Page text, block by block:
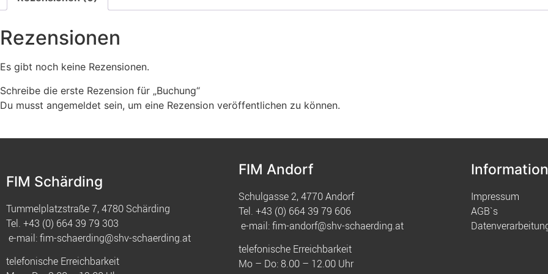
Rezensionen
Es gibt noch keine Rezensionen.
Schreibe die erste Rezension für „Buchung“
Du musst angemeldet sein, um eine Rezension veröffentlichen zu können.
FIM Schärding
Tummelplatzstraße 7, 4780 Schärding
Tel. +43 (0) 664 39 79 303
e-mail:fim-schaerding@shv-schaerding.at
telefonische Erreichbarkeit
FIM Andorf
Schulgasse 2, 4770 Andorf
Tel. +43 (0) 664 39 79 606
e-mail:fim-andorf@shv-schaerding.at
telefonische Erreichbarkeit
Mo – Do: 8.00 – 12.00 Uhr
Impressum
AGB`s